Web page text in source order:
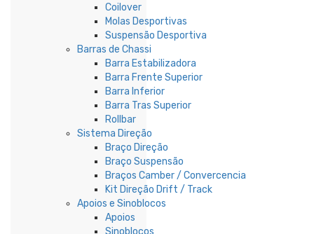
Coilover
Molas Desportivas
Suspensão Desportiva
Barras de Chassi
Barra Estabilizadora
Barra Frente Superior
Barra Inferior
Barra Tras Superior
Rollbar
Sistema Direção
Braço Direção
Braço Suspensão
Braços Camber / Convercencia
Kit Direção Drift / Track
Apoios e Sinoblocos
Apoios
Sinoblocos